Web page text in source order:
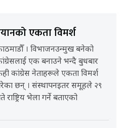
एकता विमर्श
। विभाजनउन्मुख बनेको
एक बनाउने भन्दै बुधबार
कांग्रेस नेताहरूले एकता विमर्श
छन् । संस्थापनइतर समूहले २९
राष्ट्रिय भेला गर्ने बताएको